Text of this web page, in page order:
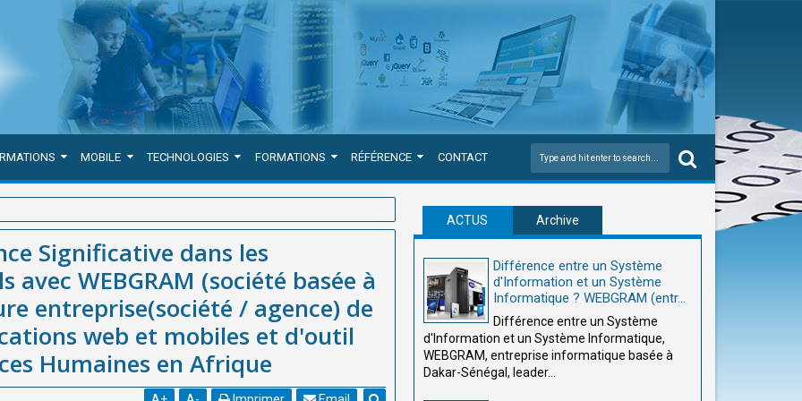
MOBILE TECHNOLOGIES FORMATIONS RÉFÉRENCE CONTACT
Virtuels avec WEBGRAM (société basée à Dakar-
d'applications web et mobiles et d'outil de Gestion
Significative dans les
WEBGRAM (société basée à
entreprise(société / agence) de
web et mobiles et d'outil
Humaines en Afrique
ACTUS Archive
Différence entre un Système
d'Information et un Système
Informatique ? WEBGRAM (entr...
Différence entre un Système
d'Information et un Système Informatique,
WEBGRAM, entreprise informatique basée à
Dakar-Sénégal, leader...